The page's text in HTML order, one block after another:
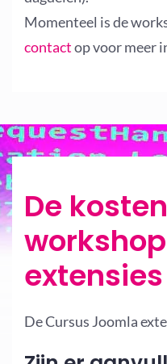
Momenteel is de
contactop voor meer
De
extensies
De Cursus Joomla